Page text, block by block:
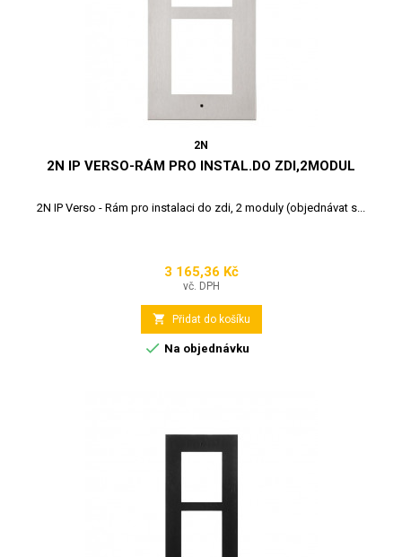
2N
2N IP VERSO-RÁM PRO INSTAL.DO ZDI,2MODUL
2N IP Verso - Rám pro instalaci do zdi, 2 moduly (objednávat s...
Cena
3 165,36 Kč
vč. DPH
 Přidat do košíku
 Na objednávku